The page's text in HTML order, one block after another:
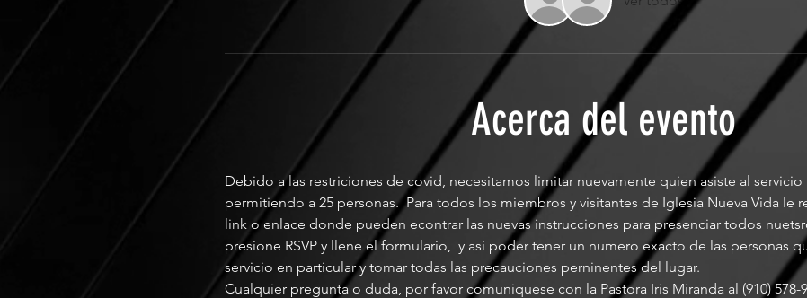
Acerca del evento
Debido a las restriciones de covid, necesitamos limitar nuevamente quien asiste al servicio
permitiendo a 25 personas.  Para todos los miembros y visitantes de Iglesia Nueva Vida le
link o enlace donde pueden econtrar las nuevas instrucciones para presenciar todos
presione RSVP y llene el formulario,  y asi poder tener un numero exacto de las personas
servicio en particular y tomar todas las precauciones perninentes del lugar.
Cualquier pregunta o duda, por favor comuniquese con la Pastora Iris Miranda al (910) 578-